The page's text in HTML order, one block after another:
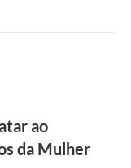
ao
da Mulher